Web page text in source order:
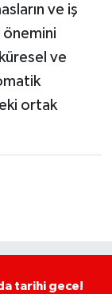
ve iş
ve
ortak
tarihi gece!